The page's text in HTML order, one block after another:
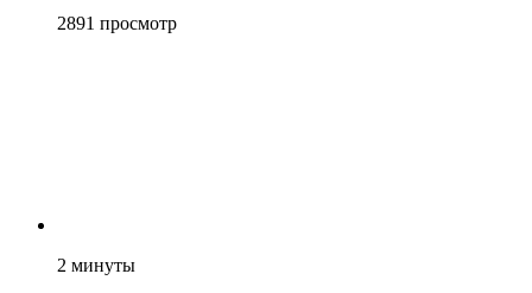
2891 просмотр
2 минуты